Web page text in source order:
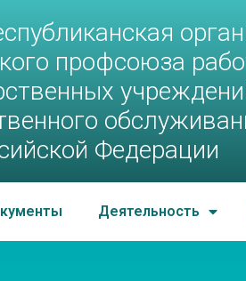
профсоюза
Федерации
Деятельность